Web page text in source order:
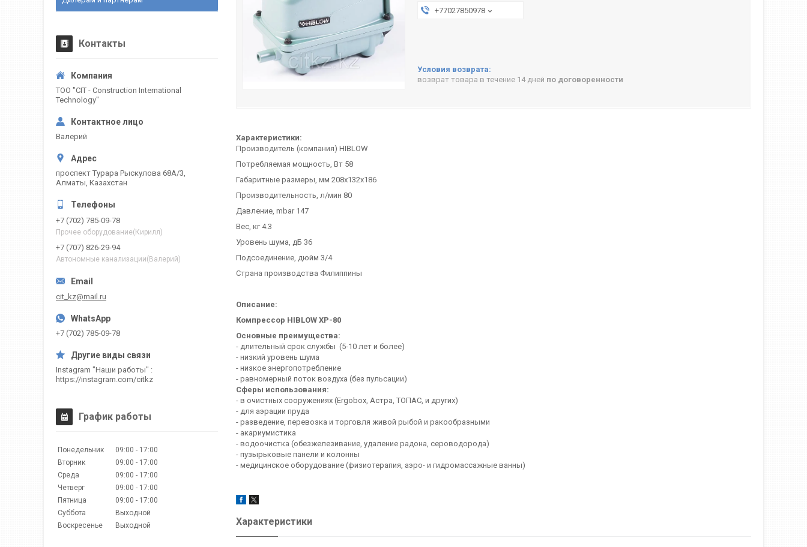
+77027850978
возврат товара в течение 14 дней по договоренности
Характеристики:
Производитель (компания) HIBLOW
Потребляемая мощность, Вт 58
Габаритные размеры, мм 208х132х186
Производительность, л/мин 80
Давление, mbar 147
Вес, кг 4.3
Уровень шума, дБ 36
Подсоединение, дюйм 3/4
Страна производства Филиппины
Описание:
Компрессор HIBLOW XP-80
Основные преимущества:
- длительный срок службы (5-10 лет и более)
- низкий уровень шума
- низкое энергопотребление
- равномерный поток воздуха (без пульсации)
Сферы использования:
- в очистных сооружениях (Ergobox, Астра, ТОПАС, и других)
- для аэрации пруда
- разведение, перевозка и торговля живой рыбой и ракообразными
- акариумистика
- водоочистка (обезжелезивание, удаление радона, сероводорода)
- пузырьковые панели и колонны
- медицинское оборудование (физиотерапия, аэро- и гидромассажные ванны)
Характеристики
Контакты
ТОО "CIT - Construction International
Technology"
Валерий
проспект Турара Рыскулова 68А/3,
Алматы, Казахстан
+7 (702) 785-09-78
Прочее оборудование(Кирилл)
+7 (707) 826-29-94
Автономные канализации(Валерий)
cit_kz@mail.ru
+7 (702) 785-09-78
Instagram "Наши работы"
https://instagram.com/citkz
График работы
Понедельник 09:00
17:00
Вторник
09:00
17:00
Среда
09:00
17:00
Четверг
09:00
17:00
Пятница
09:00
17:00
Суббота
Выходной
Воскресенье
Выходной